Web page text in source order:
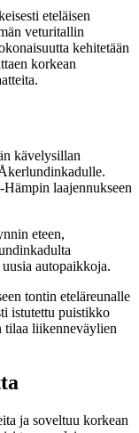
eteläisen
veturitallin
kehitetään
korkean
kävelysillan
laajennukseen
eteen,
autopaikkoja.
tontin eteläreunalle
istutettu puistikko
tilaa liikenneväylien
ja soveltuu korkean